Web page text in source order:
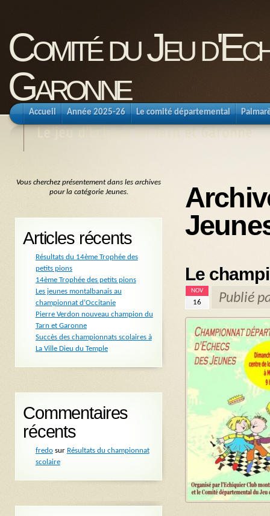
Comité du Jeu
Garonne
Le jeu d'Echecs en Tarn et Garonne
Accueil Année 2025-26 Le comité départemental
Le
NOV
16 Publié
Vous cherchez présentement dans les archives
pour la catégorie Jeunes.
Articles récents
Résultats du 14ème Trophée des
petits pions
14ème Trophée des petits pions
Les jeunes montalbanais au
championnat d’Occitanie
Pierre Verdon nouveau champion du
Tarn et Garonne
Succès des championnats scolaires à
La Ville Dieu du Temple
Commentaires
récents
fredosur Résultats du championnat
scolaire